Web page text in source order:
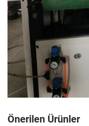
Önerilen Ürünler